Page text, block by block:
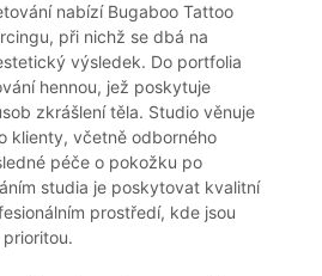
nabízí Bugaboo Tattoo
při nichž se dbá na
výsledek. Do portfolia
hennou, jež poskytuje
zkrášlení těla. Studio věnuje
klienty, včetně odborného
péče o pokožku po
studia je poskytovat kvalitní
prostředí, kde jsou